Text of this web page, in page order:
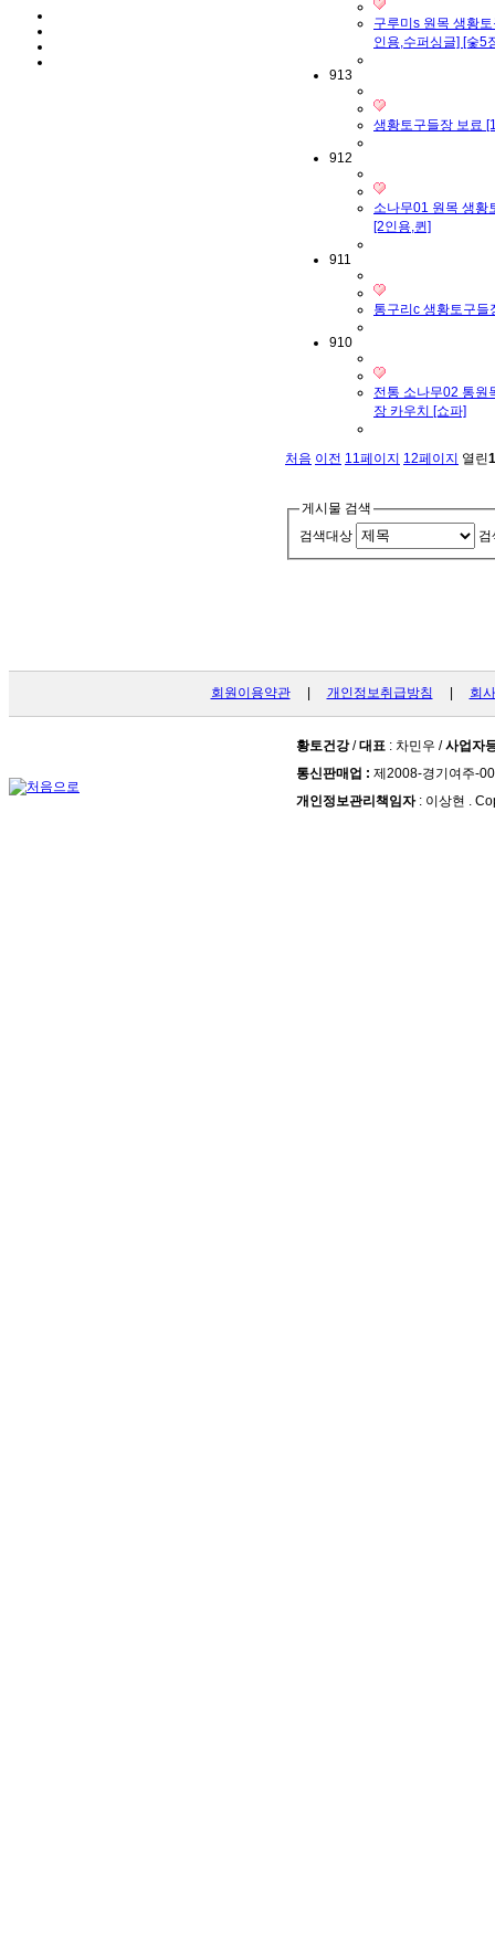
구루미s 원목 생황
인용,수퍼싱글] [숯5
913
생황토구들장 보료
912
소나무01 원목 생황
[2인용,퀸]
911
통구리c 생황토구들
910
전통 소나무02 통원
장 카우치 [쇼파]
처음 이전 11페이지 12페이지 열린
게시물 검색
검색대상
검
회원이용약관| 개인정보취급방침 회
황토건강/대표 : 차민우 /사업자
통신판매업 : 제2008-경기여주-
개인정보관리책임자: 이상현 .